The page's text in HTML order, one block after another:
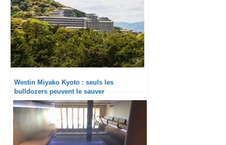
Westin Miyako Kyoto : seuls les
bulldozers peuvent le sauver